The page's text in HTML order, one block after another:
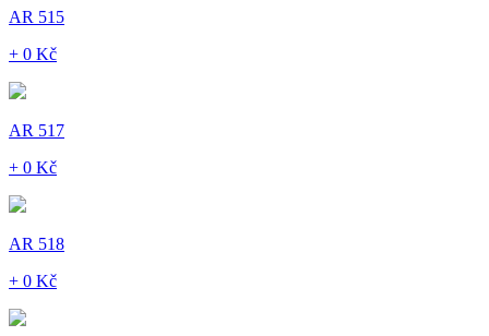
AR 515
+ 0 Kč
AR 517
+ 0 Kč
AR 518
+ 0 Kč